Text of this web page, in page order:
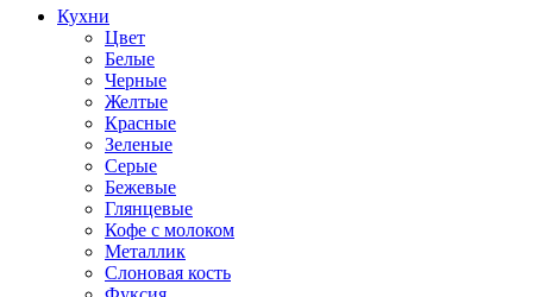
Кухни
Цвет
Белые
Черные
Желтые
Красные
Зеленые
Серые
Бежевые
Глянцевые
Кофе с молоком
Металлик
Слоновая кость